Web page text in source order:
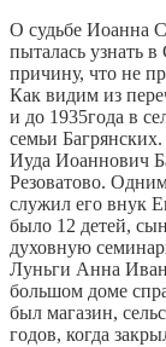
О судьбе Иоанна
пыталась узнать
причину, что не
Как видим из
и до 1935года в
семьи
Иуда Иоаннович
Резоватово.
служил его внук
было 12 детей,
духовную
Луньги Анна
большом доме
был магазин,
годов, когда